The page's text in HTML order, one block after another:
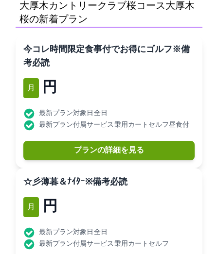
大厚木カントリークラブ桜コース(大厚木CC
桜C)の新着プラン
[今コレ]時間限定食事付でお得にゴルフ※備
考必読
1月 19,490円
最新プラン対象日: 全日
最新プラン付属サービス: 乗用カートセルフ昼食付
プランの詳細を見る
☆彡薄暮＆ﾅｲﾀｰ1.0R ※備考必読
1月 11,990円
最新プラン対象日: 全日
最新プラン付属サービス: 乗用カートセルフ